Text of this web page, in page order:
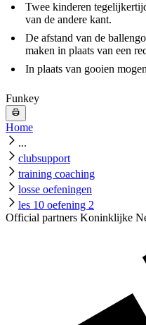
Twee kinderen
van de andere kant.
De afstand van de
maken in plaats van een
In plaats van gooien
Funkey
Home
...
clubsupport
training coaching
losse oefeningen
les 10 oefening 2
Official partners Koninklijke